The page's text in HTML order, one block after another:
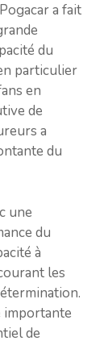
a fait
du
particulier
en
de
a
du
une
du
à
les
importante
de